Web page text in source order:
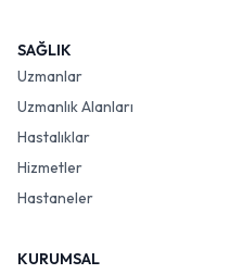
SAĞLIK
Uzmanlar
Uzmanlık Alanları
Hastalıklar
Hizmetler
Hastaneler
KURUMSAL